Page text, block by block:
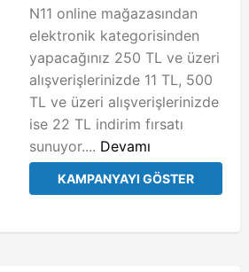
N11 online mağazasından
elektronik kategorisinden
yapacağınız 250 TL ve üzeri
alışverişlerinizde 11 TL, 500
TL ve üzeri alışverişlerinizde
ise 22 TL indirim fırsatı
sunuyor.... Devamı
KAMPANYAYI GÖSTER